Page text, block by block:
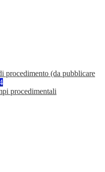
procedimento (da pubblicare
procedimentali